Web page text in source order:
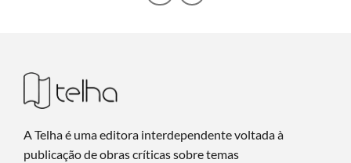
A Telha é uma editora interdependente voltada à
publicação de obras críticas sobre temas